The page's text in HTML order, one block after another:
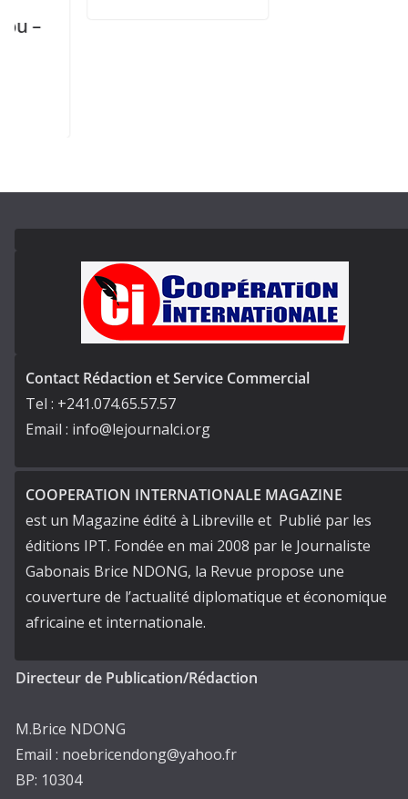
Contact Rédaction et Service Commercial
Tel : +241.074.65.57.57
Email : info@lejournalci.org
COOPERATION INTERNATIONALE MAGAZINE
est un Magazine édité à Libreville et Publié par les
éditions IPT. Fondée en mai 2008 par le Journaliste
Gabonais Brice NDONG, la Revue propose une
couverture de l’actualité diplomatique et économique
africaine et internationale.
Directeur de Publication/Rédaction
M.Brice NDONG
Email : noebricendong@yahoo.fr
BP: 10304